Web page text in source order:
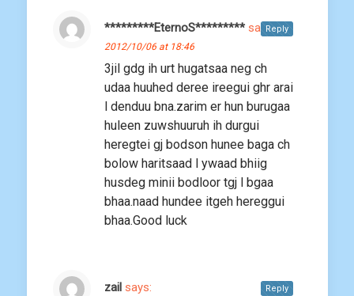
*********EternoS********* says:
2012/10/06 at 18:46
3jil gdg ih urt hugatsaa neg ch
udaa huuhed deree ireegui ghr arai
l denduu bna.zarim er hun burugaa
huleen zuwshuuruh ih durgui
heregtei gj bodson hunee baga ch
bolow haritsaad l ywaad bhiig
husdeg minii bodloor tgj l bgaa
bhaa.naad hundee itgeh hereggui
bhaa.Good luck
Reply
zail says: Reply